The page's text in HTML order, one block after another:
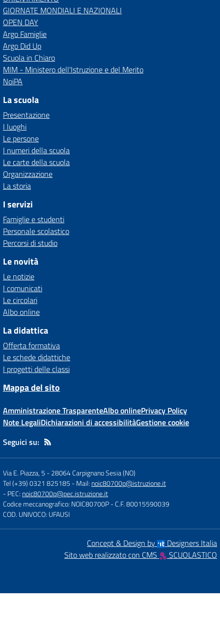
GIORNATE MONDIALI E NAZIONALI
OPEN DAY
Argo Famiglie
Argo Did Up
Scuola in Chiaro
MIM - Ministero dell'Istruzione e del Merito
NoiPA
La scuola
Presentazione
I luoghi
Le persone
I numeri della scuola
Le carte della scuola
Organizzazione
La storia
I servizi
Famiglie e studenti
Personale scolastico
Percorsi di studio
Le novità
Le notizie
I comunicati
Le circolari
Albo online
La didattica
Offerta formativa
Le schede didattiche
I progetti delle classi
Mappa del sito
Amministrazione TrasparenteAlbo onlinePrivacy Policy
Note LegaliDichiarazioni di accessibilitàGestione cookie
Seguici su:
Via E. Piazza, 5 -28064 Carpignano Sesia (NO)
Tel (+39) 0321 825185 - Mail: noic80700p@istruzione.it
- PEC: noic80700p@pec.istruzione.it
Codice meccanografico: NOIC80700P- C.F. 80015590039
COD. UNIVOCO: UFAUSI
Concept & Design by
Designers Italia
Sito web realizzato con CMS
SCUOLASTICO